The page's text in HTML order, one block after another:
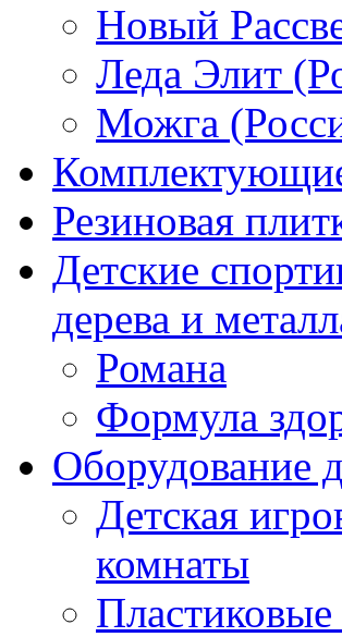
Новый
Леда Элит
Можга
Резиновая
Детские
дерева и
Романа
Формула
Оборудование
Детская
комнаты